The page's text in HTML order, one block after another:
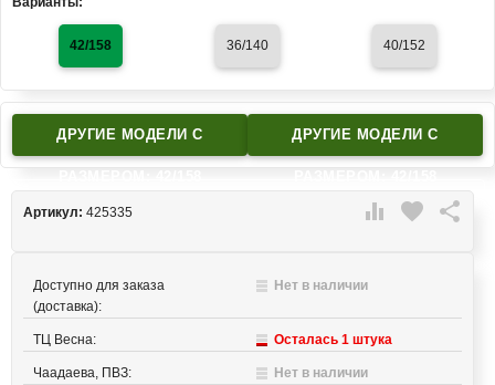
42/158 36/140 40/152
ДРУГИЕ МОДЕЛИ C ДРУГИЕ МОДЕЛИ C
 favorite 
Артикул: 425335
Доступно для заказа
(доставка):
Нет в наличии
ТЦ Весна: Осталась 1 штука
Чаадаева, ПВЗ: Нет в наличии